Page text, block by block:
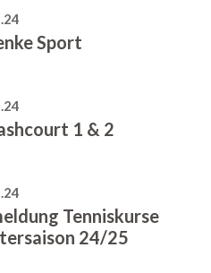
Sport
1 & 2
Tenniskurse
24/25